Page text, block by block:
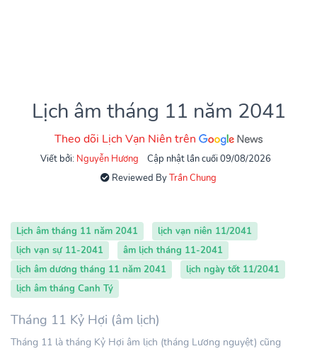
Lịch âm tháng 11 năm 2041
Theo dõi Lịch Vạn Niên trên
Viết bởi: Nguyễn Hương
Cập nhật lần cuối 09/08/2026
Reviewed ByTrần Chung
Lịch âm tháng 11 năm 2041
lịch vạn niên 11/2041
lịch vạn sự 11-2041
âm lịch tháng 11-2041
lịch âm dương tháng 11 năm 2041
lịch ngày tốt 11/2041
lịch âm tháng Canh Tý
Tháng 11 Kỷ Hợi (âm lịch)
Tháng 11 là tháng Kỷ Hợi âm lịch (tháng Lương nguyệt) cũng